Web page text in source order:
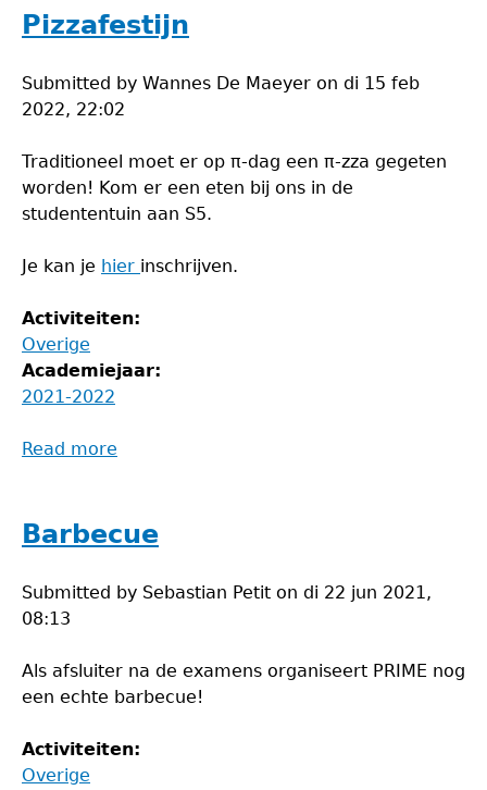
Pizzafestijn
Submitted by Wannes De Maeyer on di 15 feb
2022, 22:02
Traditioneel moet er op π-dag een π-zza gegeten
worden! Kom er een eten bij ons in de
studententuin aan S5.
Je kan je hier inschrijven.
Activiteiten:
Overige
Academiejaar:
2021-2022
Read more
Barbecue
Submitted by Sebastian Petit on di 22 jun 2021,
08:13
Als afsluiter na de examens organiseert PRIME nog
een echte barbecue!
Activiteiten:
Overige